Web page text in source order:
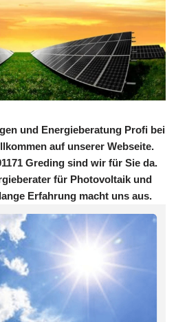
und Energieberatung Profi bei
auf unserer Webseite.
Greding sind wir für Sie da.
für Photovoltaik und
Erfahrung macht uns aus.